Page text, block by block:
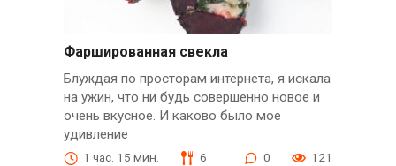
Фаршированная свекла
Блуждая по просторам интернета, я искала
на ужин, что ни будь совершенно новое и
очень вкусное. И каково было мое
удивление
1 час. 15 мин. 6 0 121